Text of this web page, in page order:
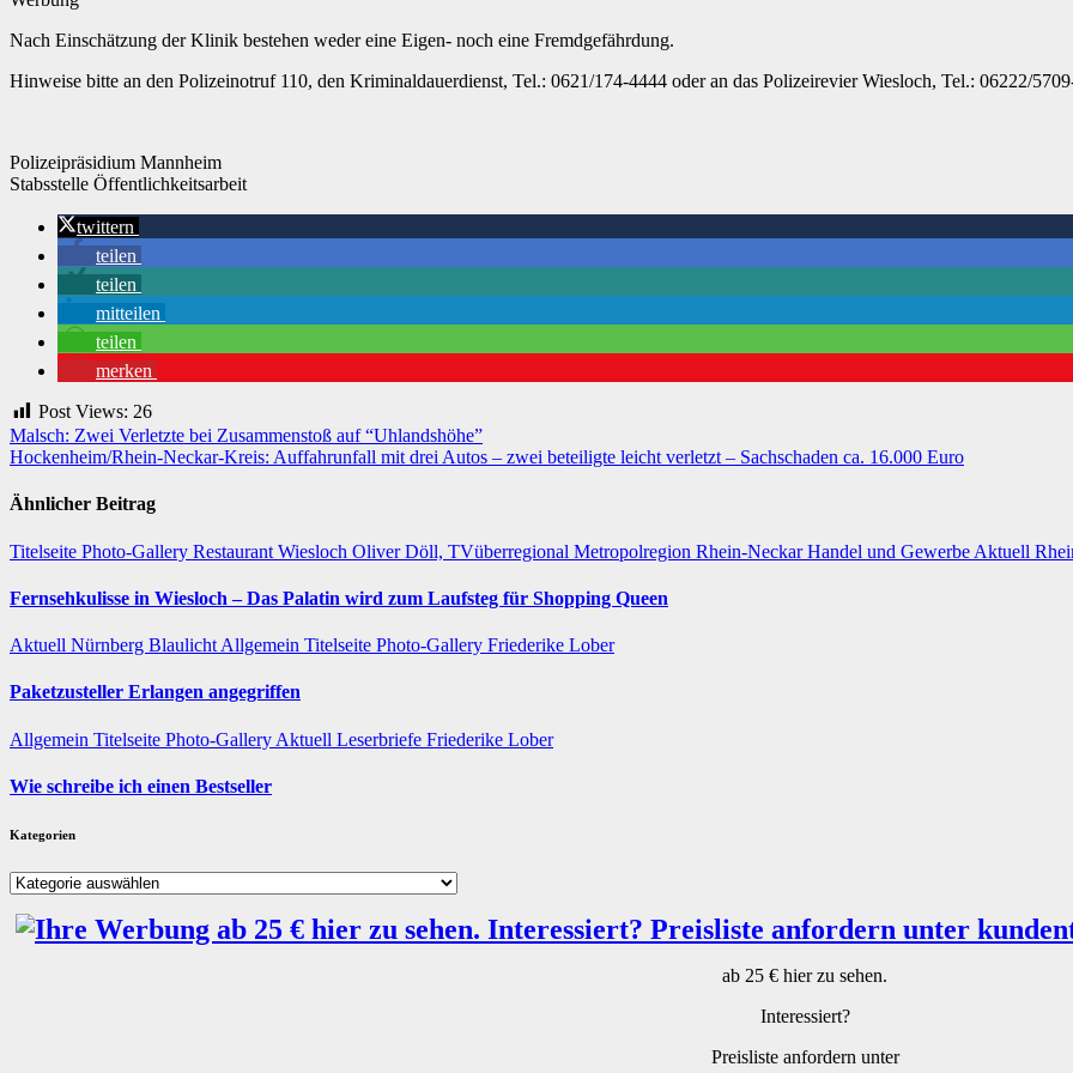
Nach Einschätzung der Klinik bestehen weder eine Eigen- noch eine Fremdgefährdung.
Hinweise bitte an den Polizeinotruf 110, den Kriminaldauerdienst, Tel.: 0621/174-4444 oder an das Polizeirevier Wiesloch, Tel.: 06222/
Polizeipräsidium Mannheim
Stabsstelle Öffentlichkeitsarbeit
twittern
teilen
teilen
mitteilen
teilen
merken
Post Views: 26
Beitragsnavigation
Malsch: Zwei Verletzte bei Zusammenstoß auf “Uhlandshöhe”
Hockenheim/Rhein-Neckar-Kreis: Auffahrunfall mit drei Autos – zwei beteiligte leicht verletzt – Sachschaden ca. 16.000 Euro
Ähnlicher Beitrag
Titelseite Photo-Gallery Restaurant Wiesloch Oliver Döll, TVüberregional Metropolregion Rhein-Neckar Handel und Gewerbe Aktuell
Fernsehkulisse in Wiesloch – Das Palatin wird zum Laufsteg für Shopping Queen
Aktuell Nürnberg Blaulicht Allgemein Titelseite Photo-Gallery Friederike Lober
Paketzusteller Erlangen angegriffen
Allgemein Titelseite Photo-Gallery Aktuell Leserbriefe Friederike Lober
Wie schreibe ich einen Bestseller
Kategorien
Kategorien
ab 25 € hier zu sehen.
Interessiert?
Preisliste anfordern unter